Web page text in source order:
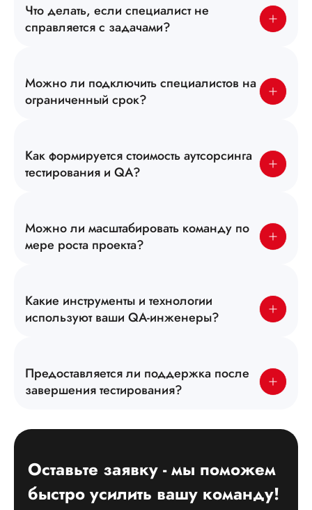
Что делать, если специалист не
справляется с задачами?
Можно ли подключить специалистов на
ограниченный срок?
Как формируется стоимость аутсорсинга
тестирования и QA?
Можно ли масштабировать команду по
мере роста проекта?
Какие инструменты и технологии
используют ваши QA-инженеры?
Предоставляется ли поддержка после
завершения тестирования?
Оставьте заявку - мы поможем
быстро усилить вашу команду!